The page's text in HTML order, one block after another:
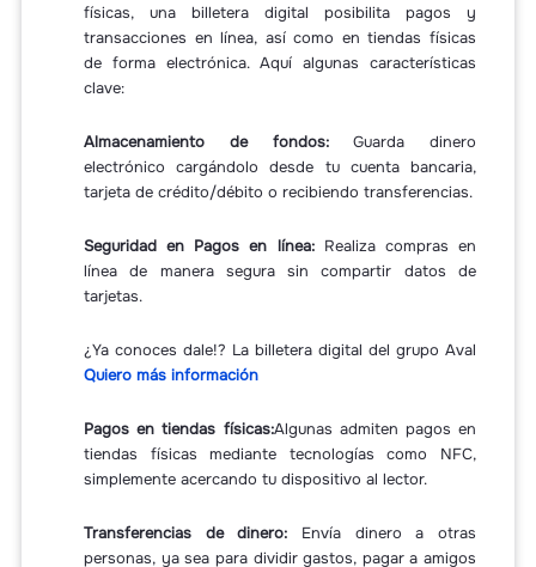
físicas, una billetera digital posibilita pagos y
transacciones en línea, así como en tiendas físicas
de forma electrónica. Aquí algunas características
clave:
Almacenamiento de fondos:Guarda dinero
electrónico cargándolo desde tu cuenta bancaria,
tarjeta de crédito/débito o recibiendo transferencias.
Seguridad en Pagos en línea:Realiza compras en
línea de manera segura sin compartir datos de
tarjetas.
¿Ya conoces dale!? La billetera digital del grupo Aval
Quiero más información
Pagos en tiendas físicas:Algunas admiten pagos en
tiendas físicas mediante tecnologías como NFC,
simplemente acercando tu dispositivo al lector.
Transferencias de dinero: Envía dinero a otras
personas, ya sea para dividir gastos, pagar a amigos